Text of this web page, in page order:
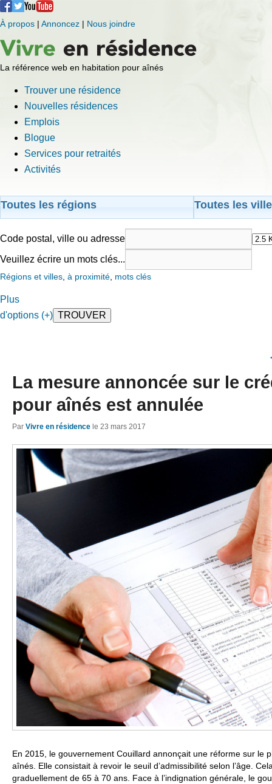
À propos | Annoncez | Nous joindre
La référence web en habitation pour aînés
Trouver une résidence
Nouvelles résidences
Emplois
Blogue
Services pour retraités
Activités
Toutes les régions Toutes les
Code postal, ville ou adresse
Veuillez écrire un mots clés...
Régions et villes à proximité mots clés
Plus
d'options (+)
La mesure annoncée sur le
pour aînés est annulée
Par Vivre en résidence le 23 mars 2017
En 2015, le gouvernement Couillard annonçait une réforme sur le
aînés. Elle consistait à revoir le seuil d’admissibilité selon l’âge.
graduellement de 65 à 70 ans. Face à l’indignation générale, le